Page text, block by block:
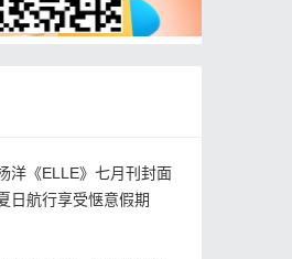
洋《ELLE》七月刊封面
日航行享受惬意假期